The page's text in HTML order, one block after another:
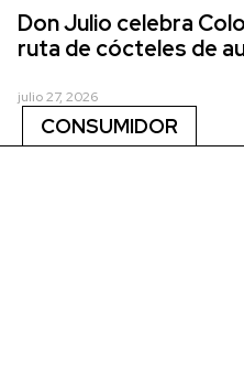
Don Julio celebra
ruta de cócteles de
julio 27, 2026
CONSUMIDOR